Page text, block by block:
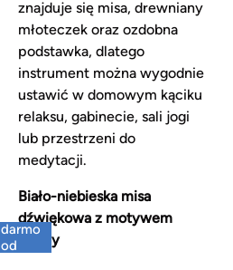
darmo
od
znajduje się misa, drewniany
młoteczek oraz ozdobna
podstawka, dlatego
instrument można wygodnie
ustawić w domowym kąciku
relaksu, gabinecie, sali jogi
lub przestrzeni do
medytacji.
Biało-niebieska misa
dźwiękowa z motywem
Buddy